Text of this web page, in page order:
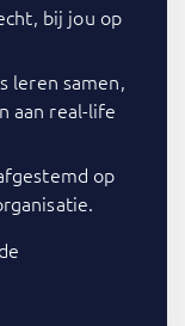
bij jou op
leren samen,
aan real-life
op